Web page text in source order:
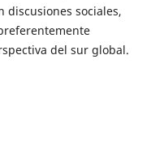
sociales,
del sur global.